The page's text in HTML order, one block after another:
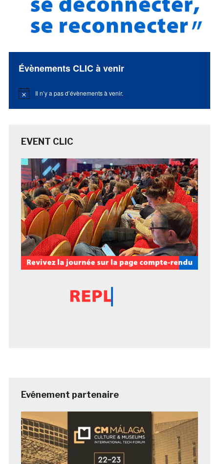
Évènements CLIC à venir
Notice Il n’y a pas d’évènements à venir.
EVENT CLIC
Evénement partenaire